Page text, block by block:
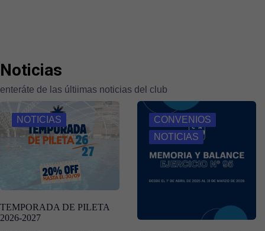
Noticias
enteráte de las últiimas noticias del club
NOTICIAS
TEMPORADA DE PILETA
2026-2027
CONVENIOS
NOTICIAS